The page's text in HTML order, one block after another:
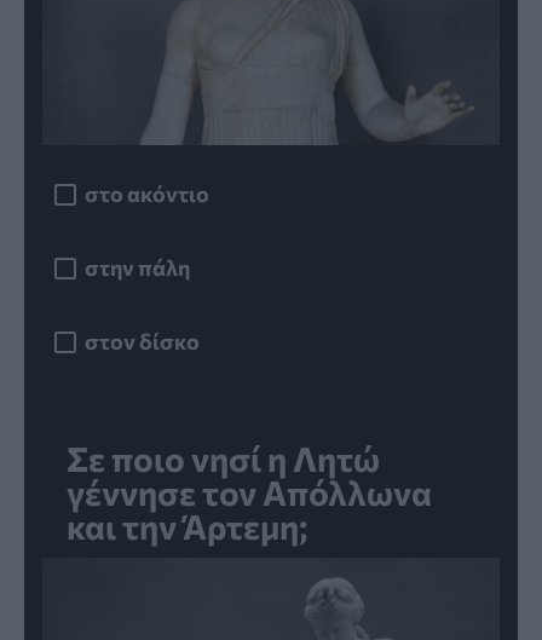
στο ακόντιο
στην πάλη
στον δίσκο
Σε ποιο νησί η Λητώ
γέννησε τον Απόλλωνα
και την Άρτεμη;